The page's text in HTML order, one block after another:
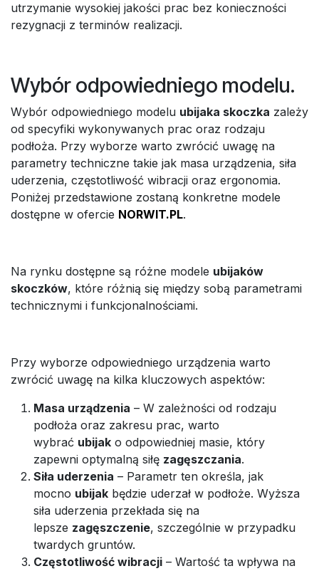
utrzymanie wysokiej jakości prac bez konieczności
rezygnacji z terminów realizacji.
Wybór odpowiedniego modelu.
Wybór odpowiedniego modelu ubijaka skoczka zależy
od specyfiki wykonywanych prac oraz rodzaju
podłoża. Przy wyborze warto zwrócić uwagę na
parametry techniczne takie jak masa urządzenia, siła
uderzenia, częstotliwość wibracji oraz ergonomia.
Poniżej przedstawione zostaną konkretne modele
dostępne w ofercie NORWIT.PL.
Na rynku dostępne są różne modele ubijaków
skoczków, które różnią się między sobą parametrami
technicznymi i funkcjonalnościami.
Przy wyborze odpowiedniego urządzenia warto
zwrócić uwagę na kilka kluczowych aspektów:
Masa urządzenia – W zależności od rodzaju
podłoża oraz zakresu prac, warto
wybrać ubijak o odpowiedniej masie, który
zapewni optymalną siłę zagęszczania.
Siła uderzenia – Parametr ten określa, jak
mocno ubijak będzie uderzał w podłoże. Wyższa
siła uderzenia przekłada się na
lepsze zagęszczenie, szczególnie w przypadku
twardych gruntów.
Częstotliwość wibracji – Wartość ta wpływa na